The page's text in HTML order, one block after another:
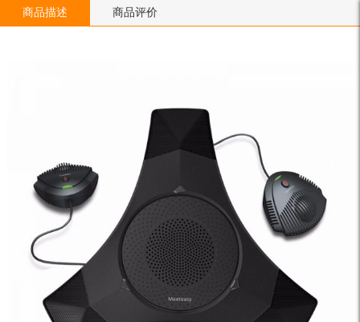
商品描述 商品评价